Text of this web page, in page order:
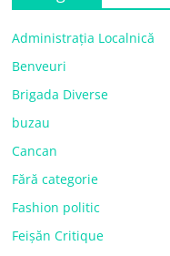
Administrația Localnică
Benveuri
Brigada Diverse
buzau
Cancan
Fără categorie
Fashion politic
Feișăn Critique